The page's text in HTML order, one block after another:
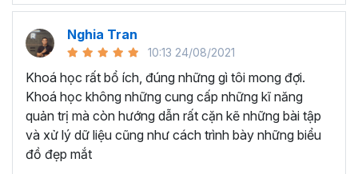
Ai có thể tham gia khóa học?
Khóa học làm báo cáo trên Excel này dành cho bất kỳ ai
muốn sử dụng Excel để xây dựng báo cáo quản trị, cụ
thể:
Nhân viên kế toán, tài chính cần tạo báo cáo định
kỳ như Báo cáo tài chính, quản lý ngân sách và chi
tiêu, phân tích chi phí, thuế, doanh thu,...
Nghia Tran
10:13 24/08/2021
Khoá học rất bổ ích, đúng những gì tôi mong đợi.
Khoá học không những cung cấp những kĩ năng
quản trị mà còn hướng dẫn rất cặn kẽ những bài tập
và xử lý dữ liệu cũng như cách trình bày những biểu
đồ đẹp mắt